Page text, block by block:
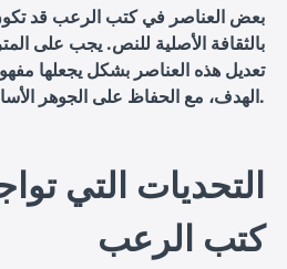
بعض العناصر في كتب الرعب قد
بالثقافة الأصلية للنص. يجب على
تعديل هذه العناصر بشكل يجعلها
الهدف، مع الحفاظ على الجوهر الأساسي للقصة.
التحديات التي
كتب الرعب